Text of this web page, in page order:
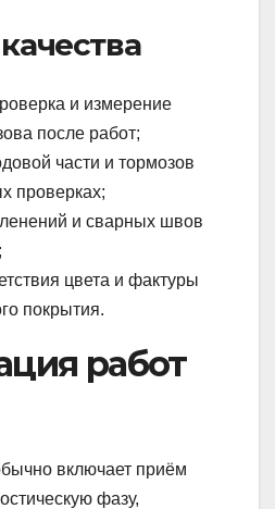
и измерение
после работ;
части и тормозов
проверках;
и сварных швов
цвета и фактуры
покрытия.
работ
включает приём
фазу,